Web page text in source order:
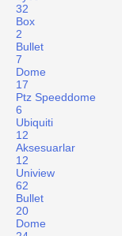
32
Box
2
Bullet
7
Dome
17
Ptz Speeddome
6
Ubiquiti
12
Aksesuarlar
12
Uniview
62
Bullet
20
Dome